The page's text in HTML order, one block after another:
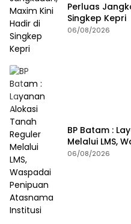
Perluas
Singkep Kepri
06/08/2026
BP Batam :
Melalui LMS,
Institusi
06/08/2026